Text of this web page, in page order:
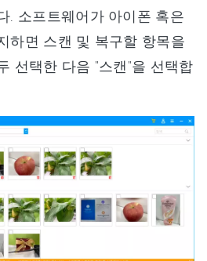
. 소프트웨어가 아이폰 혹은
하면 스캔 및 복구할 항목을
선택한 다음 "스캔"을 선택합